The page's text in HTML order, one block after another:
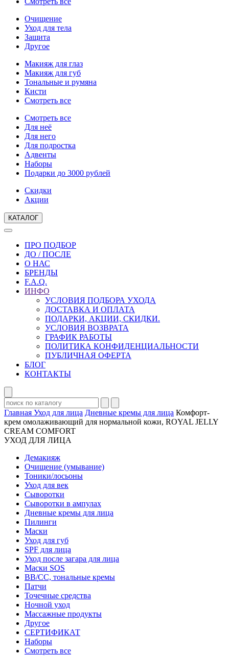
Очищение
Уход для тела
Защита
Другое
Макияж для глаз
Макияж для губ
Тональные и румяна
Кисти
Смотреть все
Смотреть все
Для неё
Для него
Для подростка
Адвенты
Наборы
Подарки до 3000 рублей
Скидки
Акции
КАТАЛОГ
ПРО ПОДБОР
ДО / ПОСЛЕ
О НАС
БРЕНДЫ
F.A.Q.
ИНФО
УСЛОВИЯ ПОДБОРА УХОДА
ДОСТАВКА И ОПЛАТА
ПОДАРКИ, АКЦИИ, СКИДКИ.
УСЛОВИЯ ВОЗВРАТА
ГРАФИК РАБОТЫ
ПОЛИТИКА КОНФИДЕНЦИАЛЬНОСТИ
ПУБЛИЧНАЯ ОФЕРТА
БЛОГ
КОНТАКТЫ
Главная Уход для лица Дневные кремы для лица Комфорт-
крем омолаживающий для нормальной кожи, ROYAL JELLY
CREAM COMFORT
УХОД ДЛЯ ЛИЦА
Демакияж
Очищение (умывание)
Тоники/лосьоны
Уход для век
Сыворотки
Сыворотки в ампулах
Дневные кремы для лица
Пилинги
Маски
Уход для губ
SPF для лица
Уход после загара для лица
Маски SOS
BB/CC, тональные кремы
Патчи
Точечные средства
Ночной уход
Массажные продукты
Другое
СЕРТИФИКАТ
Наборы
Смотреть все